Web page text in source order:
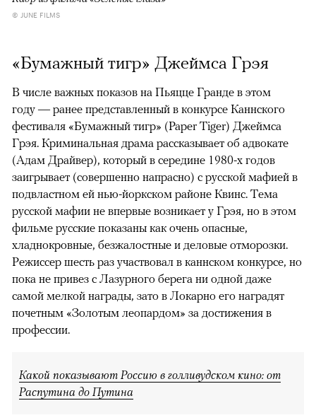
© JUNE FILMS
«Бумажный тигр» Джеймса Грэя
В числе важных показов на Пьяцце Гранде в этом
году — ранее представленный в конкурсе Каннского
фестиваля «Бумажный тигр» (Paper Tiger) Джеймса
Грэя. Криминальная драма рассказывает об адвокате
(Адам Драйвер), который в середине 1980-х годов
заигрывает (совершенно напрасно) с русской мафией в
подвластном ей нью-йоркском районе Квинс. Тема
русской мафии не впервые возникает у Грэя, но в этом
фильме русские показаны как очень опасные,
хладнокровные, безжалостные и деловые отморозки.
Режиссер шесть раз участвовал в каннском конкурсе, но
пока не привез с Лазурного берега ни одной даже
самой мелкой награды, зато в Локарно его наградят
почетным «Золотым леопардом» за достижения в
профессии.
Какой показывают Россию в голливудском кино: от
Распутина до Путина